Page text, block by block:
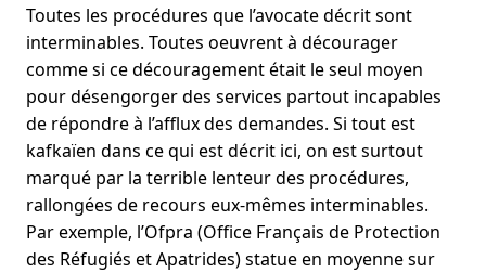
Toutes les procédures que l’avocate décrit sont
interminables. Toutes oeuvrent à décourager
comme si ce découragement était le seul moyen
pour désengorger des services partout incapables
de répondre à l’afflux des demandes. Si tout est
kafkaïen dans ce qui est décrit ici, on est surtout
marqué par la terrible lenteur des procédures,
rallongées de recours eux-mêmes interminables.
Par exemple, l’Ofpra (Office Français de Protection
des Réfugiés et Apatrides) statue en moyenne sur